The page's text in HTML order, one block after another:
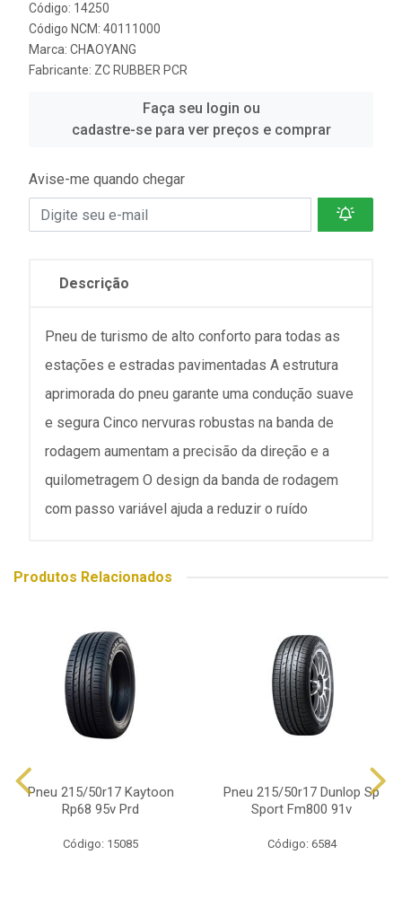
Código: 14250
Código NCM: 40111000
Marca: CHAOYANG
Fabricante: ZC RUBBER PCR
Faça seu login ou
cadastre-se para ver preços e comprar
Avise-me quando chegar
Descrição
Pneu de turismo de alto conforto para todas as
estações e estradas pavimentadas A estrutura
aprimorada do pneu garante uma condução suave
e segura Cinco nervuras robustas na banda de
rodagem aumentam a precisão da direção e a
quilometragem O design da banda de rodagem
com passo variável ajuda a reduzir o ruído
Produtos Relacionados
Pneu 215/50r17 Kaytoon
Rp68 95v Prd
Código: 15085
Pneu 215/50r17 Dunlop Sp
Sport Fm800 91v
Código: 6584